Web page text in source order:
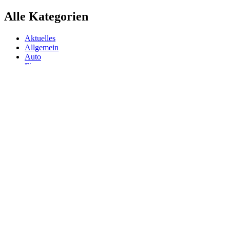
Alle Kategorien
Aktuelles
Allgemein
Auto
Finanzen